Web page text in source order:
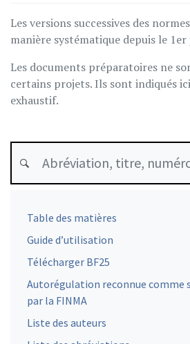
Les versions successives des
manière systématique depuis le
Les documents préparatoires ne
certains projets. Ils sont indiqués
exhaustif.
Table des matières
Guide d’utilisation
Télécharger BF25
Autorégulation reconnue comme
par la FINMA
Liste des auteurs